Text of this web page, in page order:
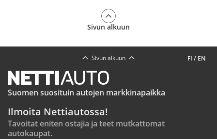
Sivun alkuun
FI / EN
Sivun alkuun
Suomen suosituin autojen markkinapaikka
Ilmoita Nettiautossa!
Tavoitat eniten ostajia ja teet mutkattomat
autokaupat.